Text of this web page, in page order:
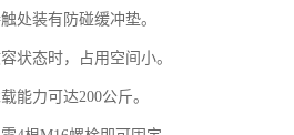
处装有防碰缓冲垫。
状态时，占用空间小。
能力可达200公斤。